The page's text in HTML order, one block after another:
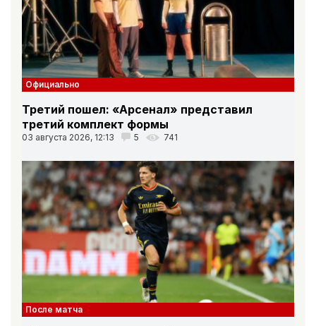
Официально
Третий пошел: «Арсенал» представил
третий комплект формы
03 августа 2026, 12:13 5 741
После матча